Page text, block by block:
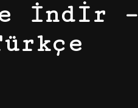
İndir –